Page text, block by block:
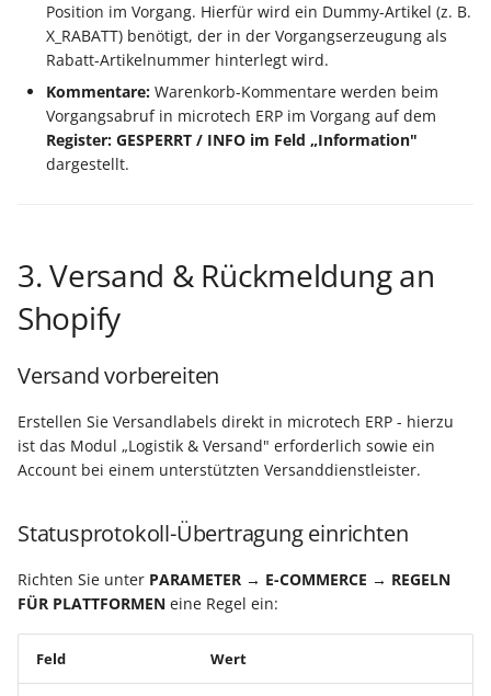
Position im Vorgang. Hierfür wird ein Dummy-Artikel (z. B.
X_RABATT) benötigt, der in der Vorgangserzeugung als
Rabatt-Artikelnummer hinterlegt wird.
Kommentare: Warenkorb-Kommentare werden beim
Vorgangsabruf in microtech ERP im Vorgang auf dem
Register: GESPERRT / INFO im Feld „Information"
dargestellt.
3. Versand & Rückmeldung an
Shopify
Versand vorbereiten
Erstellen Sie Versandlabels direkt in microtech ERP - hierzu
ist das Modul „Logistik & Versand" erforderlich sowie ein
Account bei einem unterstützten Versanddienstleister.
Statusprotokoll-Übertragung einrichten
Richten Sie unter PARAMETER → E-COMMERCE → REGELN
FÜR PLATTFORMEN eine Regel ein:
Feld Wert